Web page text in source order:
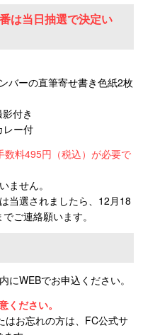
は当日抽選で決定い
バーの直筆寄せ書き色紙2枚
付き
レー付
料495円（税込）が必要で
ません。
当選されましたら、12月18
ご連絡願います。
WEBでお申込ください。
ください。
はお忘れの方は、FC公式サ